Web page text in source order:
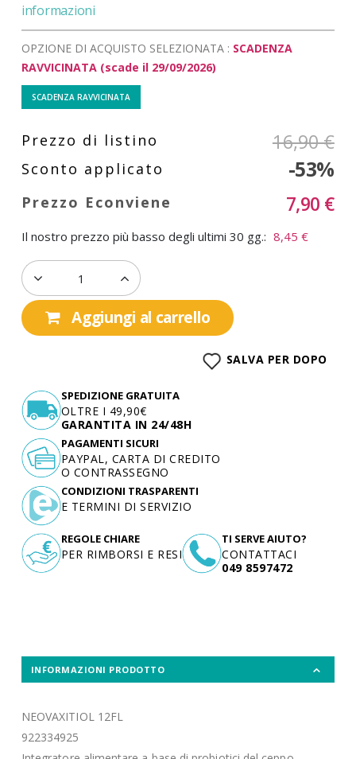
informazioni
OPZIONE DI ACQUISTO SELEZIONATA : SCADENZA
RAVVICINATA (scade il 29/09/2026)
SCADENZA RAVVICINATA
16,90 €
-53%
7,90 €
Il nostro prezzo più basso degli ultimi 30 gg.: 8,45 €
Aggiungi al carrello
SALVA PER DOPO
SPEDIZIONE GRATUITA
OLTRE I 49,90€
GARANTITA IN 24/48H
TI SERVE AIUTO?
CONTATTACI
049 8597472
PAGAMENTI SICURI
PAYPAL, CARTA DI CREDITO
O CONTRASSEGNO
CONDIZIONI TRASPARENTI
E TERMINI DI SERVIZIO
REGOLE CHIARE
PER RIMBORSI E RESI
INFORMAZIONI PRODOTTO
NEOVAXITIOL 12FL
922334925